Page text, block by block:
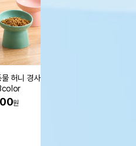
허니 경사형
원